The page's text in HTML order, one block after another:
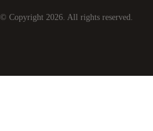
© Copyright 2026. All rights reserved.